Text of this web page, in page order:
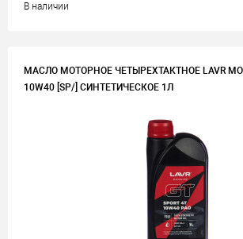
В наличии
МАСЛО МОТОРНОЕ ЧЕТЫРЕХТАКТНОЕ LAVR
10W40 [SP/] СИНТЕТИЧЕСКОЕ 1Л